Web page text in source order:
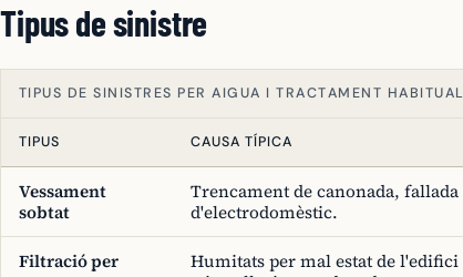
Tipus de sinistre
TIPUS DE SINISTRES PER AIGUA I TRACTAMENT HABITUAL
TIPUS CAUSA TÍPICA
Vessament
sobtat
Trencament de canonada, fallada
d'electrodomèstic.
Filtració per
Humitats per mal estat de l'edifici